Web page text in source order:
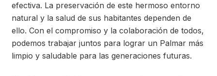
efectiva. La preservación de este hermoso entorno
natural y la salud de sus habitantes dependen de
ello. Con el compromiso y la colaboración de todos,
podemos trabajar juntos para lograr un Palmar más
limpio y saludable para las generaciones futuras.